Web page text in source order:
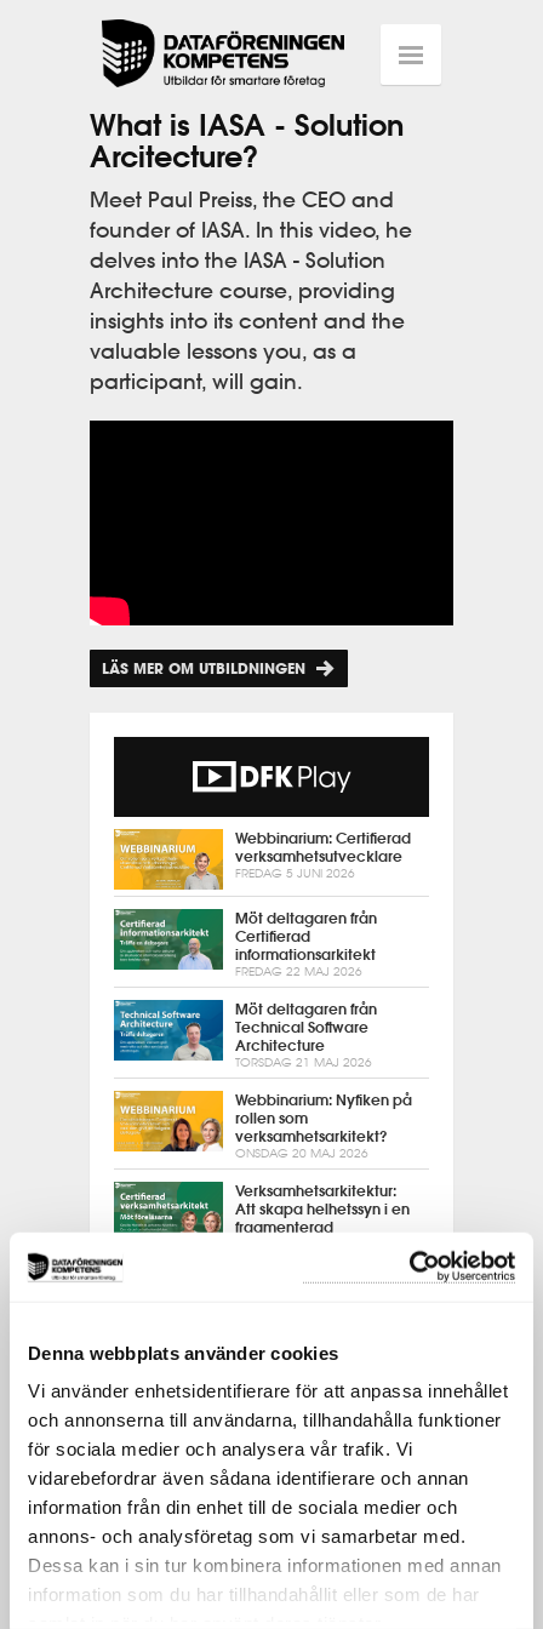
Denna webbplats använder cookies
Vi använder enhetsidentifierare för att anpassa innehållet
och annonserna till användarna, tillhandahålla funktioner
för sociala medier och analysera vår trafik. Vi
vidarebefordrar även sådana identifierare och annan
information från din enhet till de sociala medier och
annons- och analysföretag som vi samarbetar med.
Dessa kan i sin tur kombinera informationen med annan
information som du har tillhandahållit eller som de har
What is IASA - Solution
Arcitecture?
Meet Paul Preiss, the CEO and
founder of IASA. In this video, he
delves into the IASA - Solution
Architecture course, providing
insights into its content and the
valuable lessons you, as a
participant, will gain.
LÄS MER OM UTBILDNINGEN
Webbinarium: Certifierad
verksamhetsutvecklare
FREDAG 5 JUNI 2026
Möt deltagaren från
Certifierad
informationsarkitekt
FREDAG 22 MAJ 2026
Möt deltagaren från
Technical Software
Architecture
TORSDAG 21 MAJ 2026
Webbinarium: Nyfiken på
rollen som
verksamhetsarkitekt?
ONSDAG 20 MAJ 2026
Verksamhetsarkitektur:
Att skapa helhetssyn i en
fragmenterad
Certifierad objektledare
TISDAG 21 APRIL 2026
Operativt dataskydd –
GDPR i praktiken
Möt en deltagare från
Certifierad CIO
FREDAG 10 APRIL 2026